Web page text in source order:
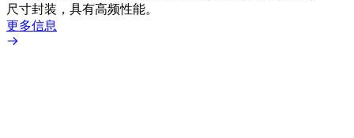
尺寸封装，具有高频性能。
更多信息